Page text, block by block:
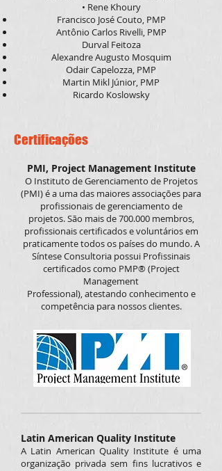
• Rene Khoury
Francisco José Couto, PMP
Antônio Carlos Rivelli, PMP
Durval Feitoza
Alexandre Augusto Mosquim
Odair Capelozza, PMP
Martin Mikl Júnior, PMP
Ricardo Koslowsky
Certificações
PMI, Project Management Institute
O Instituto de Gerenciamento de Projetos
(PMI) é a uma das maiores associações para
profissionais de gerenciamento de
projetos. São mais de 700.000 membros,
profissionais certificados e voluntários em
praticamente todos os países do mundo. A
Síntese Consultoria possui Profissinais
certificados como PMP® (Project
Management
Professional), atestando conhecimento e
competência para nossos clientes.
Latin American Quality Institute
A Latin American Quality Institute é uma
organização privada sem fins lucrativos e